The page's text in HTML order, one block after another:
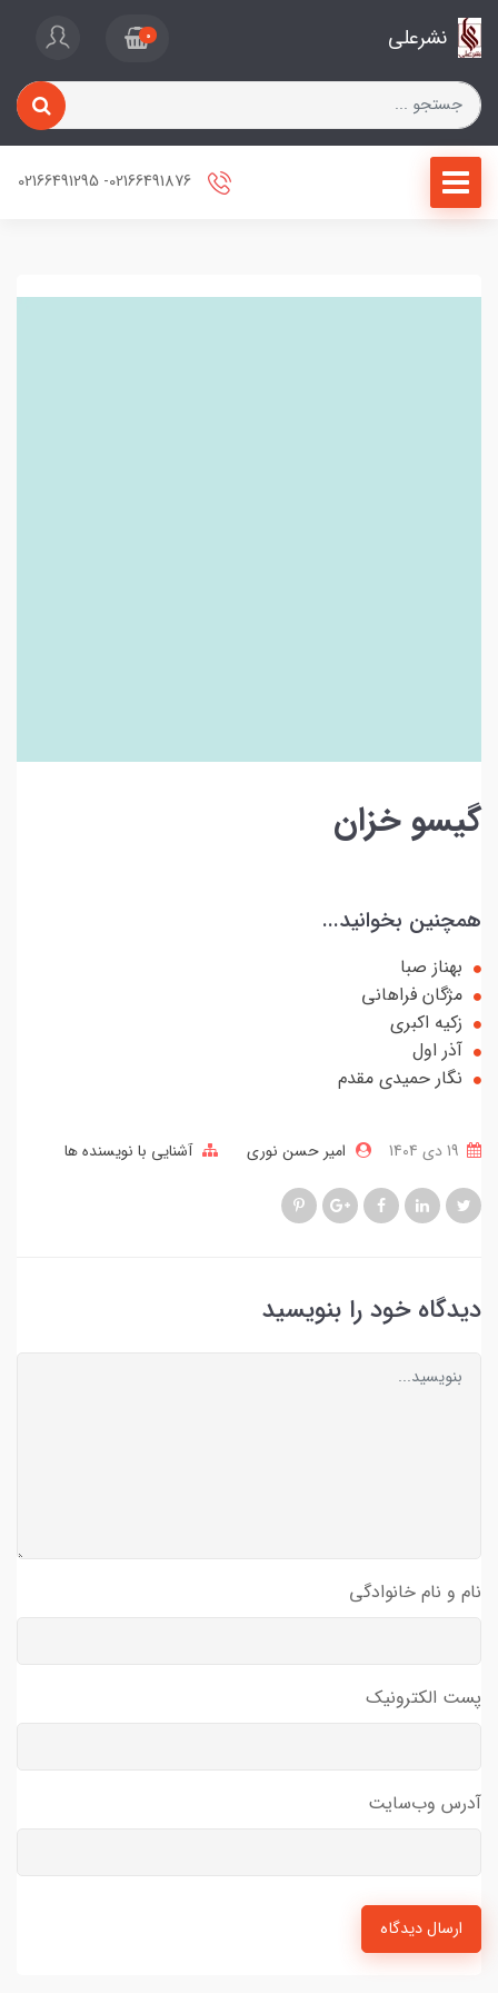
نشرعلی 0
گیسو خزان
همچنین بخوانید...
بهناز صبا
مژگان فراهانی
زکیه اکبری
آذر اول
نگار حمیدی مقدم
امیر حسن نوری آشنایی با نویسنده ها
دیدگاه خود را بنویسید
نام و نام خانوادگی
پست الکترونیک
آدرس وب‌سایت
ارسال دیدگاه